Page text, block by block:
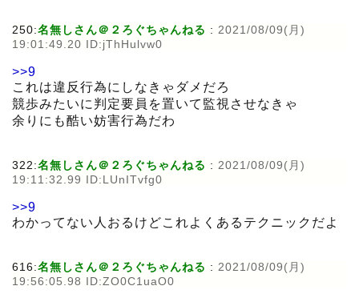
250:名無しさん＠２ろぐちゃんねる : 2021/08/09(月)
19:01:49.20 ID:jThHulvw0
>>9
これは違反行為にしなきゃダメだろ
競歩みたいに判定要員を置いて監視させなきゃ
余りにも酷い妨害行為だわ
322:名無しさん＠２ろぐちゃんねる : 2021/08/09(月)
19:11:32.99 ID:LUnITvfg0
>>9
わかってない人おるけどこれよくあるテクニックだよ
616:名無しさん＠２ろぐちゃんねる : 2021/08/09(月)
19:56:05.98 ID:ZO0C1uaO0